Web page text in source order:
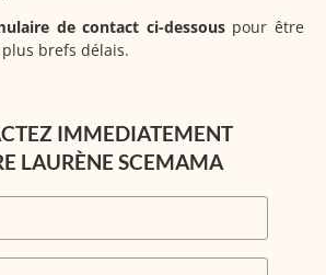
de contact ci-dessouspour être
brefs délais.
IMMEDIATEMENT
LAURÈNE SCEMAMA